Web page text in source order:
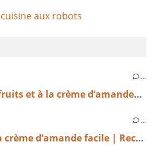
…
Tarte au cocktail de 4 fruits et à la crème d’amandes légère
…
Tarte aux pommes à la crème d’amande facile | Recette maison gourmande
aux robots